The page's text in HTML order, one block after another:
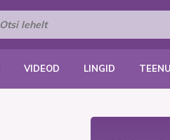
VIDEOD LINGID